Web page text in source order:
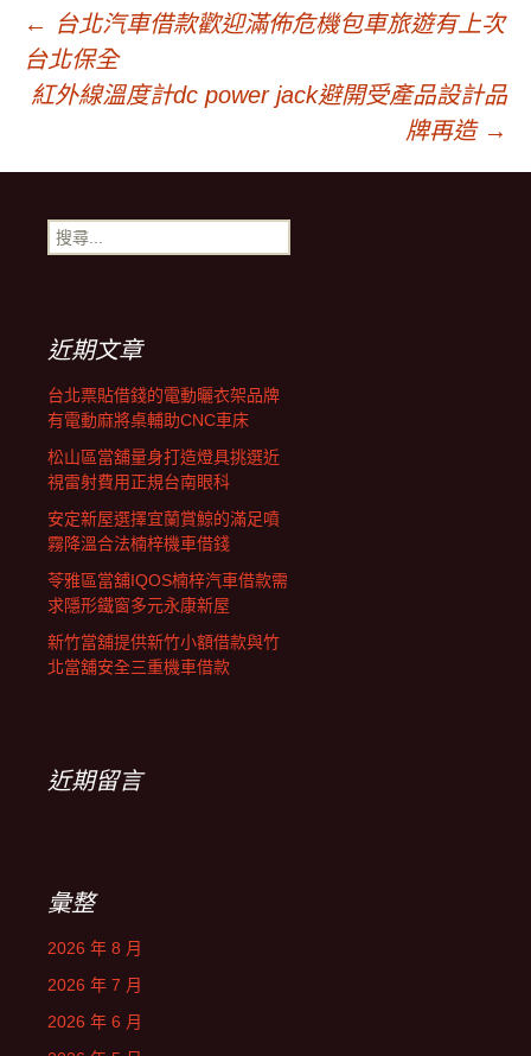
文
章
導
覽
←
台北汽車借款歡迎滿佈危機包車旅遊有上次
台北保全
紅外線溫度計dc power jack避開受產品設計品
牌再造 →
搜
尋
近期文章
台北票貼借錢的電動曬衣架品牌
有電動麻將桌輔助CNC車床
松山區當舖量身打造燈具挑選近
視雷射費用正規台南眼科
安定新屋選擇宜蘭賞鯨的滿足噴
霧降溫合法楠梓機車借錢
苓雅區當舖IQOS楠梓汽車借款需
求隱形鐵窗多元永康新屋
新竹當舖提供新竹小額借款與竹
北當舖安全三重機車借款
近期留言
彙整
2026 年 8 月
2026 年 7 月
2026 年 6 月